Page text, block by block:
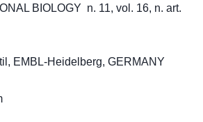
BIOLOGY n. 11, vol. 16, n. art.
EMBL-Heidelberg, GERMANY